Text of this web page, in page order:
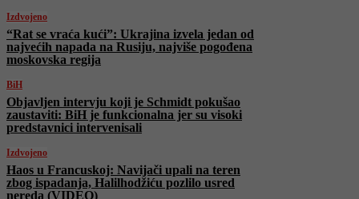
Izdvojeno
“Rat se vraća kući”: Ukrajina izvela jedan od
najvećih napada na Rusiju, najviše pogođena
moskovska regija
BiH
Objavljen intervju koji je Schmidt pokušao
zaustaviti: BiH je funkcionalna jer su visoki
predstavnici intervenisali
Izdvojeno
Haos u Francuskoj: Navijači upali na teren
zbog ispadanja, Halilhodžiću pozlilo usred
nereda (VIDEO)